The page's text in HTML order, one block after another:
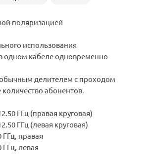
поляризацией
использования
одном кабеле одновременно
делителем с проходом
абонентов.
ГГц (правая круговая)
ГГц (левая круговая)
ГГц, правая
ГГц, левая